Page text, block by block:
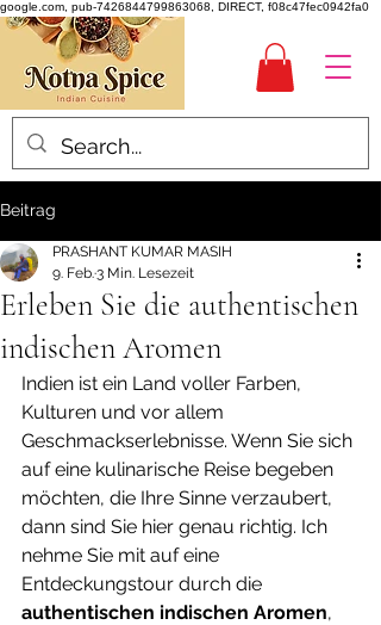
google.com, pub-7426844799863068, DIRECT, f08c47fec0942fa0
Beitrag
Erleben Sie die authentischen
indischen Aromen
PRASHANT KUMAR MASIH
9. Feb. 3 Min. Lesezeit
Indien ist ein Land voller Farben,
Kulturen und vor allem
Geschmackserlebnisse. Wenn Sie sich
auf eine kulinarische Reise begeben
möchten, die Ihre Sinne verzaubert,
dann sind Sie hier genau richtig. Ich
nehme Sie mit auf eine
Entdeckungstour durch die
authentischen indischen Aromen,